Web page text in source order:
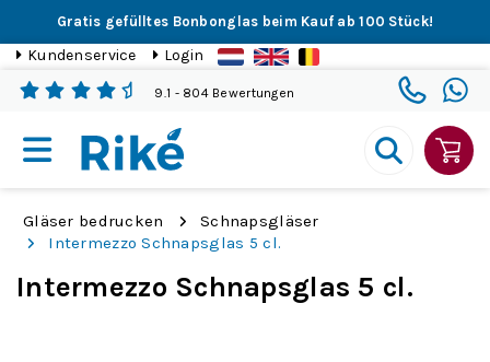
Gratis gefülltes Bonbonglas beim Kauf ab 100 Stück!
Kundenservice Login
9.1 - 804 Bewertungen
Gläser bedrucken
Schnapsgläser
Intermezzo Schnapsglas 5 cl.
Intermezzo Schnapsglas 5 cl.